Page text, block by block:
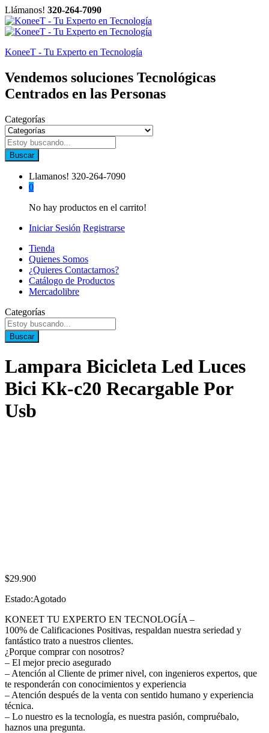
Llámanos! 320-264-7090
KoneeT - Tu Experto en Tecnología
Vendemos soluciones Tecnológicas
Centrados en las Personas
Categorías
Buscar
Llamanos! 320-264-7090
0
No hay productos en el carrito!
Iniciar Sesión Registrarse
Tienda
Quienes Somos
¿Quieres Contactarnos?
Catálogo de Productos
Mercadolibre
Categorías
Buscar
Lampara Bicicleta Led Luces
Bici Kk-c20 Recargable Por
Usb
$29.900
Estado:Agotado
KONEET TU EXPERTO EN TECNOLOGÍA –
100% de Calificaciones Positivas, respaldan nuestra seriedad y
fantástico trato a nuestros clientes.
¿Porque comprar con nosotros?
– El mejor precio asegurado
– Atención al Cliente de primer nivel, con ingenieros expertos, que
te responderán con conocimientos y experiencia
– Atención después de la venta con sentido humano y experiencia
técnica.
– Lo nuestro es la tecnología, es nuestra pasión, compruébalo,
haznos una pregunta.